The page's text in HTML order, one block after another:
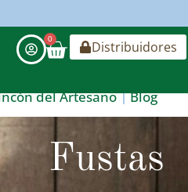
0 Distribuidores
del Artesano Blog
Fustas